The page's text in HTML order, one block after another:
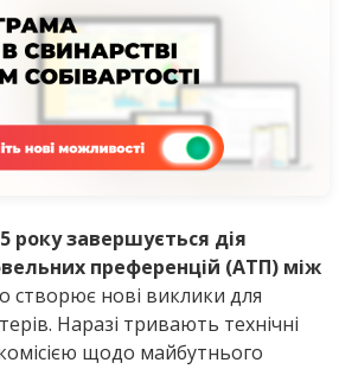
року завершується дія
преференцій (АТП) між
створює нові виклики для
Наразі тривають технічні
щодо майбутнього